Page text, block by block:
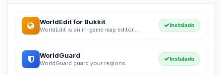
WorldEdit for Bukkit
WorldEdit is an in-game map editor...
Instalado
WorldGuard
WorldGuard guard your regions.
Instalado